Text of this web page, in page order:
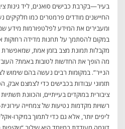
בעיר—בקרבת כבישים סואנים, ליד גינות
החיישנים מודדים פרמטרים כמו חלקיקים
ומעבירים את המידע לפלטפורמות מידע
במקום להסתמך על תחנות מדידה רחוקות
מקבלות תמונת מצב בזמן אמת, שמאפשרת
מה הופך את החדשות לטובות באמת?
הנייר”. במקומות רבים נעשה בהם שימוש
תזמוני עבודות בכבישים כדי לצמצם
ציבורית במוקדים בעייתיים, והכוונת
רשויות מקדמות נטיעות של צמחייה
ליפים יותר, אלא גם כדי לתמוך במיקרו-